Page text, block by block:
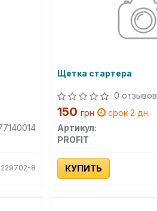
8
Щетка стартера
0 отзывов
150грн
срок 2 дн.
Артикул:
PROFIT
КУПИТЬ